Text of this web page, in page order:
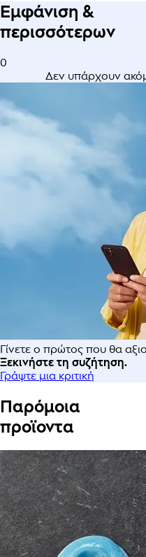
Εμφάνιση &
περισσότερων
0
Δεν υπάρχουν
Γίνετε ο πρώτος που θα
Ξεκινήστε τη συζήτηση.
Γράψτε μια κριτική
Παρόμοια
προϊοντα